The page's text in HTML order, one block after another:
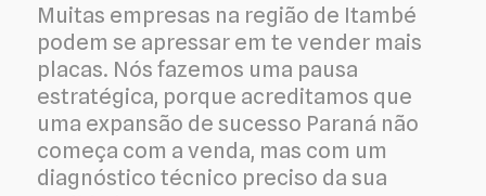
Muitas empresas na região de Itambé
podem se apressar em te vender mais
placas. Nós fazemos uma pausa
estratégica, porque acreditamos que
uma expansão de sucesso Paraná não
começa com a venda, mas com um
diagnóstico técnico preciso da sua